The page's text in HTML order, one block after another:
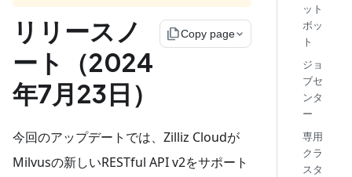
リリースノ
ート（2024
年7月23日）
file_copyCopy page
今回のアップデートでは、Zilliz Cloudが
Milvusの新しいRESTful API v2をサポート
ット
ボッ
ト
ジョ
ブセ
ンタ
ー
専用
クラ
スタ